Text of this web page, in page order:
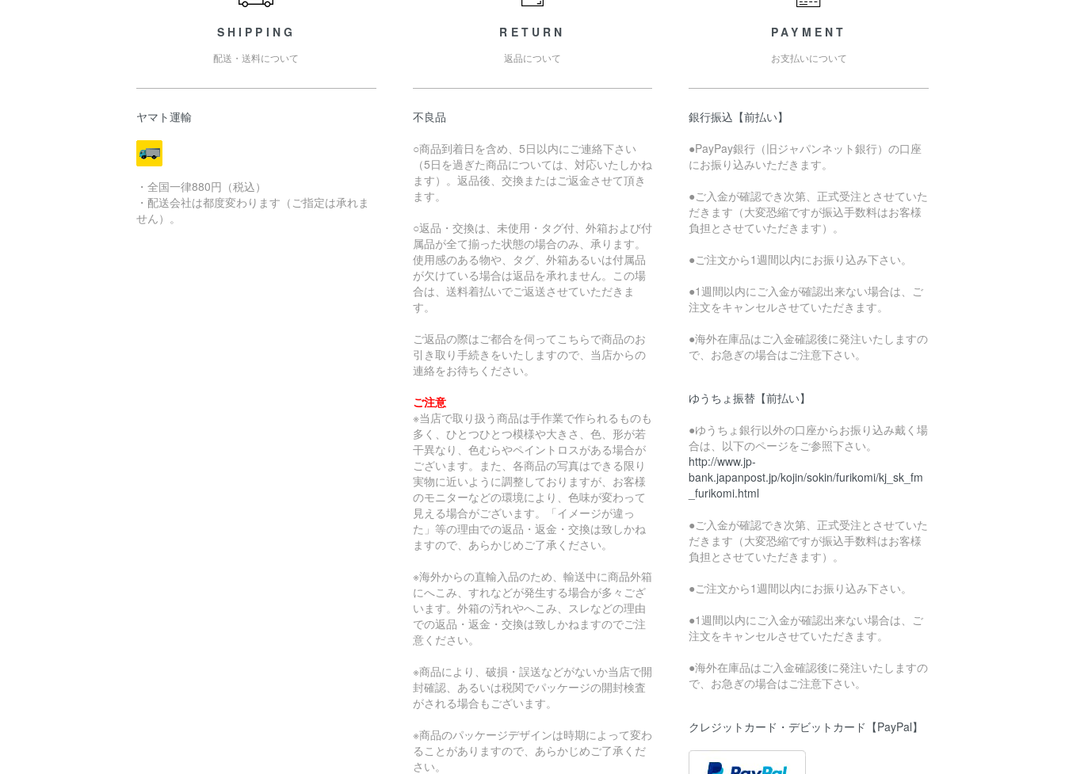
SHIPPING
配送・送料について
ヤマト運輸
・全国一律880円（税込）
・配送会社は都度変わります（ご指定は承れま
せん）。
RETURN
返品について
不良品
○商品到着日を含め、5日以内にご連絡下さい
（5日を過ぎた商品については、対応いたしかね
ます）。返品後、交換またはご返金させて頂き
ます。
○返品・交換は、未使用・タグ付、外箱および付
属品が全て揃った状態の場合のみ、承ります。
使用感のある物や、タグ、外箱あるいは付属品
が欠けている場合は返品を承れません。この場
合は、送料着払いでご返送させていただきま
す。
ご返品の際はご都合を伺ってこちらで商品のお
引き取り手続きをいたしますので、当店からの
連絡をお待ちください。
ご注意
※当店で取り扱う商品は手作業で作られるものも
多く、ひとつひとつ模様や大きさ、色、形が若
干異なり、色むらやペイントロスがある場合が
ございます。また、各商品の写真はできる限り
実物に近いように調整しておりますが、お客様
のモニターなどの環境により、色味が変わって
見える場合がございます。「イメージが違っ
た」等の理由での返品・返金・交換は致しかね
ますので、あらかじめご了承ください。
※海外からの直輸入品のため、輸送中に商品外箱
にへこみ、すれなどが発生する場合が多々ござ
います。外箱の汚れやへこみ、スレなどの理由
での返品・返金・交換は致しかねますのでご注
意ください。
※商品により、破損・誤送などがないか当店で開
封確認、あるいは税関でパッケージの開封検査
がされる場合もございます。
※商品のパッケージデザインは時期によって変わ
ることがありますので、あらかじめご了承くだ
さい。
PAYMENT
お支払いについて
銀行振込【前払い】
●PayPay銀行（旧ジャパンネット銀行）の口座
にお振り込みいただきます。
●ご入金が確認でき次第、正式受注とさせていた
だきます（大変恐縮ですが振込手数料はお客様
負担とさせていただきます）。
●ご注文から1週間以内にお振り込み下さい。
●1週間以内にご入金が確認出来ない場合は、ご
注文をキャンセルさせていただきます。
●海外在庫品はご入金確認後に発注いたしますの
で、お急ぎの場合はご注意下さい。
ゆうちょ振替【前払い】
●ゆうちょ銀行以外の口座からお振り込み戴く場
合は、以下のページをご参照下さい。
http://www.jp-
bank.japanpost.jp/kojin/sokin/furikomi/kj_sk_fm
_furikomi.html
●ご入金が確認でき次第、正式受注とさせていた
だきます（大変恐縮ですが振込手数料はお客様
負担とさせていただきます）。
●ご注文から1週間以内にお振り込み下さい。
●1週間以内にご入金が確認出来ない場合は、ご
注文をキャンセルさせていただきます。
●海外在庫品はご入金確認後に発注いたしますの
で、お急ぎの場合はご注意下さい。
クレジットカード・デビットカード【PayPal】